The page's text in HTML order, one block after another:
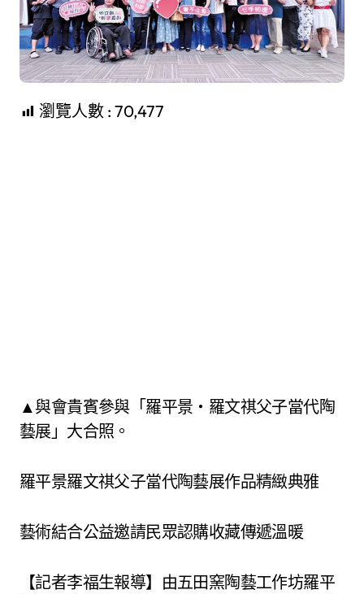
瀏覽人數 : 70,477
▲與會貴賓參與「羅平景・羅文祺父子當代陶
藝展」大合照。
羅平景羅文祺父子當代陶藝展作品精緻典雅
藝術結合公益邀請民眾認購收藏傳遞溫暖
【記者李福生報導】由五田窯陶藝工作坊羅平